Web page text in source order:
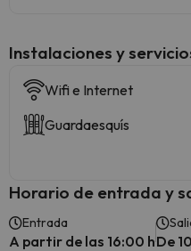
Instalaciones y
Wifi e Internet
Guardaesquís
Horario de entrada y
Entrada
A partir de las 16:00 hDe